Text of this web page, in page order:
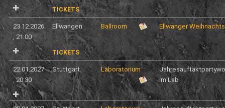
TICKETS
23.12.2026
, 21:00
Ellwangen Ballroom Ellwanger
TICKETS
22.01.2027
,20:30
Stuttgart Laboratorium
im Lab